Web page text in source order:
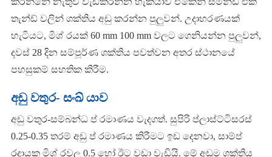
තැන්ඩ් වලින් ශක්තිය අඩු කරන්න පුලුවන්. උදාහරණයක්
හැටියට, මිශ් රයක් 60 mm 100 mm වලට ගෙනියන්න පුලුවන්,
දවස් 28 දින සම්පූර්ණ ශක්තිය පවත්වන අතර ස්ථානයේ
පහසුකම් සහතික කිරීම.
අඩු වතුර- සංඛ් යාව
අඩු වතුර-සම්බන්ධ ප් රමාණය වැදගත්. සුපිරි ප්ලාස්ට්ටිසරස්
0.25-0.35 තරම් අඩු ප් රමාණය කිරීමට ඉඩ දෙනවා, සාම්ප්
රදායක මිශ් රවල 0.5 හෝ ඊට වඩා වැඩියි. මේ අඩුම ශක්තිය